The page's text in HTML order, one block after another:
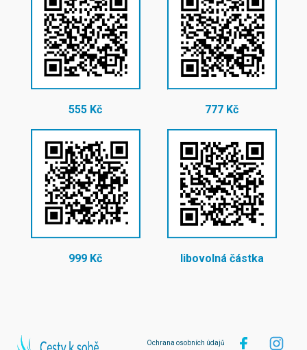
555 Kč 777 Kč
999 Kč libovolná částka
Ochrana osobních údajů